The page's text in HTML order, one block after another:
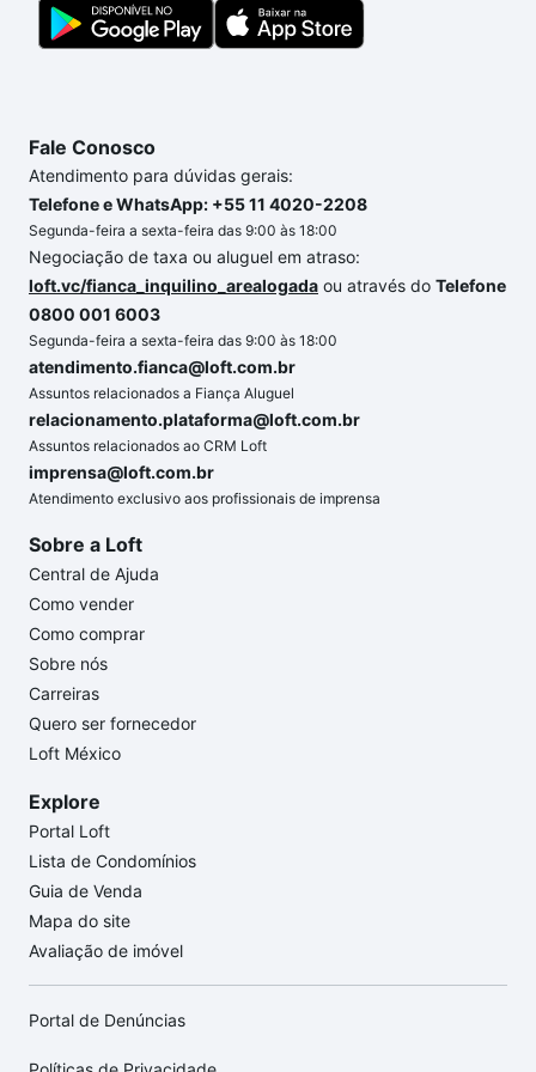
chaves.
Fale Conosco
Atendimento para dúvidas gerais:
Telefone e WhatsApp: +55 11 4020-2208
Segunda-feira a sexta-feira das 9:00 às 18:00
Negociação de taxa ou aluguel em atraso:
loft.vc/fianca_inquilino_arealogada ou através do Telefone
0800 001 6003
Segunda-feira a sexta-feira das 9:00 às 18:00
atendimento.fianca@loft.com.br
Assuntos relacionados a Fiança Aluguel
relacionamento.plataforma@loft.com.br
Assuntos relacionados ao CRM Loft
imprensa@loft.com.br
Atendimento exclusivo aos profissionais de imprensa
Sobre a Loft
Central de Ajuda
Como vender
Como comprar
Sobre nós
Carreiras
Quero ser fornecedor
Loft México
Explore
Portal Loft
Lista de Condomínios
Guia de Venda
Mapa do site
Avaliação de imóvel
Portal de Denúncias